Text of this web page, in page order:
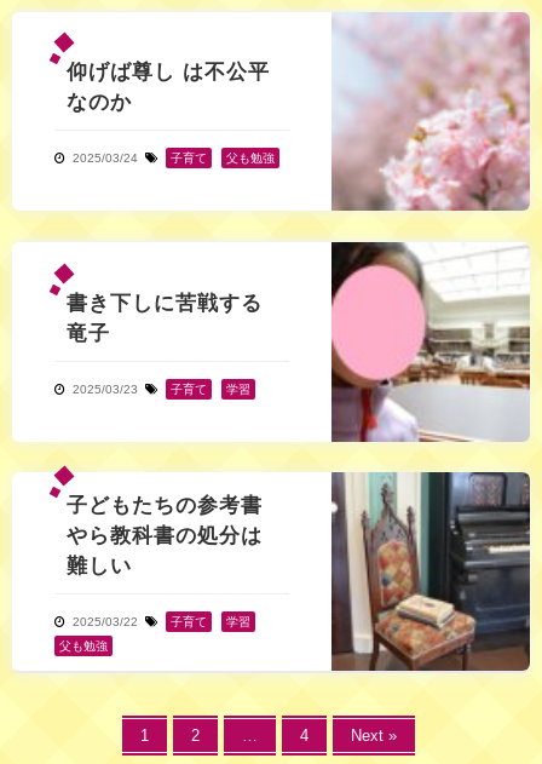
仰げば尊し は不公平
なのか
2025/03/24 子育て 父も勉強
書き下しに苦戦する
竜子
2025/03/23 子育て 学習
子どもたちの参考書
やら教科書の処分は
難しい
2025/03/22 子育て 学習
父も勉強
1 2 … 4 Next »